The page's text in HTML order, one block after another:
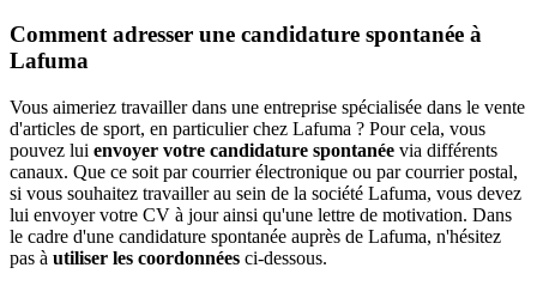
Comment adresser une candidature spontanée à
Lafuma
Vous aimeriez travailler dans une entreprise spécialisée dans le vente
d'articles de sport, en particulier chez Lafuma ? Pour cela, vous
pouvez lui envoyer votre candidature spontanée via différents
canaux. Que ce soit par courrier électronique ou par courrier postal,
si vous souhaitez travailler au sein de la société Lafuma, vous devez
lui envoyer votre CV à jour ainsi qu'une lettre de motivation. Dans
le cadre d'une candidature spontanée auprès de Lafuma, n'hésitez
pas à utiliser les coordonnées ci-dessous.